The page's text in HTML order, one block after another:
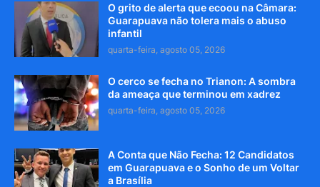
O grito de alerta que ecoou na Câmara:
Guarapuava não tolera mais o abuso
infantil
quarta-feira, agosto 05, 2026
O cerco se fecha no Trianon: A sombra
da ameaça que terminou em xadrez
quarta-feira, agosto 05, 2026
A Conta que Não Fecha: 12 Candidatos
em Guarapuava e o Sonho de um Voltar
a Brasília